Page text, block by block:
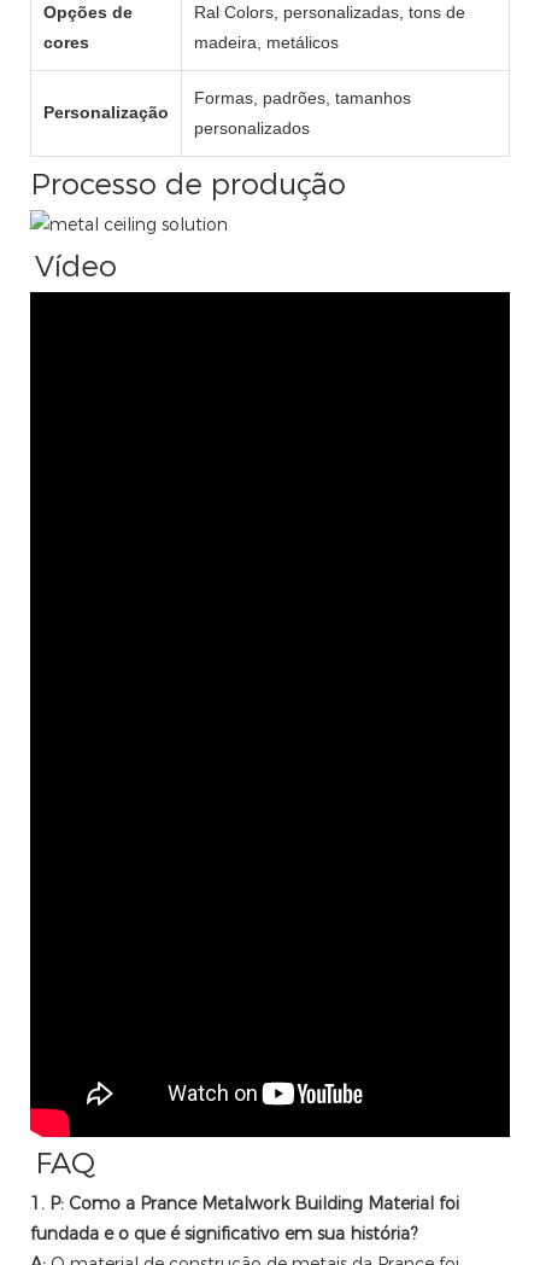
Opções de
cores
Ral Colors, personalizadas, tons de
madeira, metálicos
Personalização
Formas, padrões, tamanhos
personalizados
Processo de produção
Vídeo
FAQ
1. P: Como a Prance Metalwork Building Material foi
fundada e o que é significativo em sua história?